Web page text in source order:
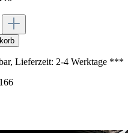
Lieferzeit: 2-4 Werktage ***